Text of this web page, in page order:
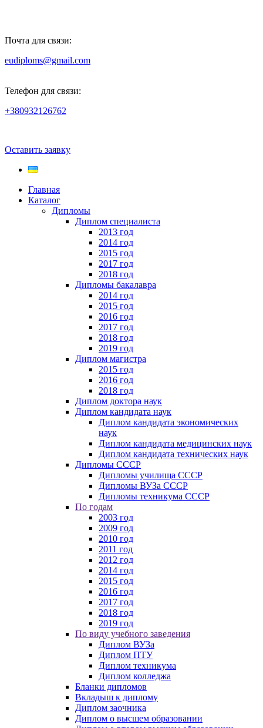
Почта для связи:
eudiploms@gmail.com
Телефон для связи:
+380932126762
Оставить заявку
Главная
Каталог
Дипломы
Диплом специалиста
2013 год
2014 год
2015 год
2017 год
2018 год
Дипломы бакалавра
2014 год
2015 год
2016 год
2017 год
2018 год
2019 год
Диплом магистра
2015 год
2016 год
2018 год
Диплом доктора наук
Диплом кандидата наук
Диплом кандидата экономических
наук
Диплом кандидата медицинских наук
Диплом кандидата технических наук
Дипломы СССР
Дипломы училища СССР
Дипломы ВУЗа СССР
Дипломы техникума СССР
По годам
2003 год
2009 год
2010 год
2011 год
2012 год
2014 год
2015 год
2016 год
2017 год
2018 год
2019 год
По виду учебного заведения
Диплом ВУЗа
Диплом ПТУ
Диплом техникума
Диплом колледжа
Бланки дипломов
Вкладыш к диплому
Диплом заочника
Диплом о высшем образовании